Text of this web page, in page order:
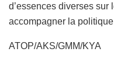
d’essences diverses sur
accompagner la
ATOP/AKS/GMM/KYA